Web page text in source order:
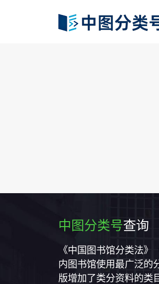
中图分类号查询
《中国图书馆分类法
内图书馆使用最广泛的
版增加了类分资料的类